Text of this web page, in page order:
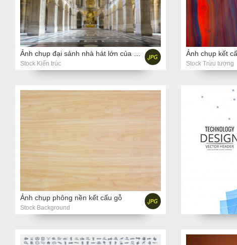
Stock Kiến trúc Stock Trừu tượng
Ảnh chụp phông nền kết cấu gỗ
Stock Background